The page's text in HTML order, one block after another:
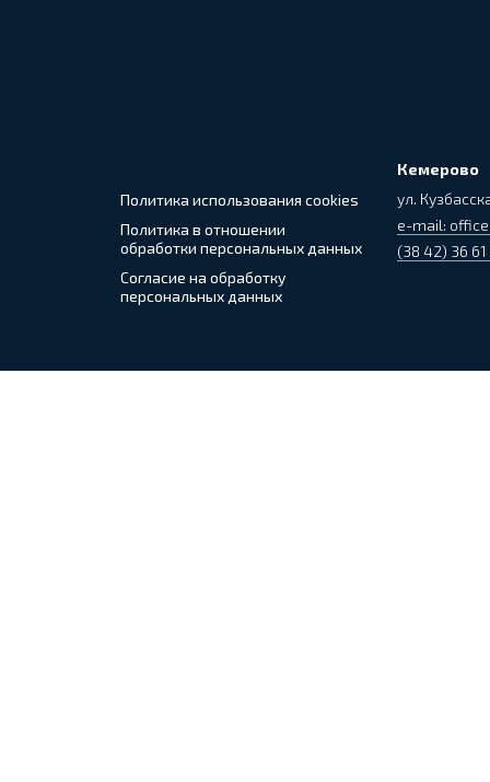
Политика использования cookies
Политика в отношении
обработки персональных данных
Согласие на обработку
персональных данных
Кемерово
ул.
e-mail:
(38 42) 36